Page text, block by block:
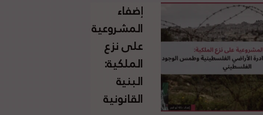
إضفاء
المشروعية
على نزع
الملكية:
البنية
القانونية